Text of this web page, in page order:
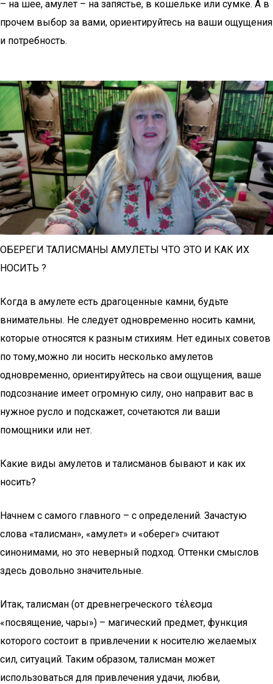
– на шее, амулет – на запястье, в кошельке или сумке. А в
прочем выбор за вами, ориентируйтесь на ваши ощущения
и потребность.
ОБЕРЕГИ ТАЛИСМАНЫ АМУЛЕТЫ ЧТО ЭТО И КАК ИХ
НОСИТЬ ?
Когда в амулете есть драгоценные камни, будьте
внимательны. Не следует одновременно носить камни,
которые относятся к разным стихиям. Нет единых советов
по тому,можно ли носить несколько амулетов
одновременно, ориентируйтесь на свои ощущения, ваше
подсознание имеет огромную силу, оно направит вас в
нужное русло и подскажет, сочетаются ли ваши
помощники или нет.
Какие виды амулетов и талисманов бывают и как их
носить?
Начнем с самого главного – с определений. Зачастую
слова «талисман», «амулет» и «оберег» считают
синонимами, но это неверный подход. Оттенки смыслов
здесь довольно значительные.
Итак, талисман (от древнегреческого τέλεσμα
«посвящение, чары») – магический предмет, функция
которого состоит в привлечении к носителю желаемых
сил, ситуаций. Таким образом, талисман может
использоваться для привлечения удачи, любви,